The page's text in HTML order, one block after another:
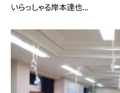
いらっしゃる岸本達也...